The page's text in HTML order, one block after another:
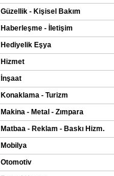
Güzellik - Kişisel Bakım
Haberleşme - İletişim
Hediyelik Eşya
Hizmet
İnşaat
Konaklama - Turizm
Makina - Metal - Zımpara
Matbaa - Reklam - Baskı Hizm.
Mobilya
Otomotiv